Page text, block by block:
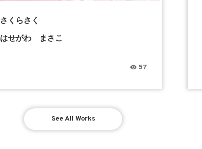
さくらさく
はせがわ まさこ
57
See All Works